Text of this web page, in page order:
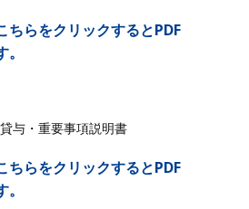
ちらをクリックするとPDF
与・重要事項説明書
ちらをクリックするとPDF